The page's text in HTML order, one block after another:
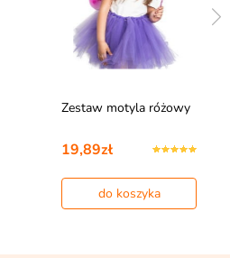
Zestaw motyla różowy
19,89zł
do koszyka